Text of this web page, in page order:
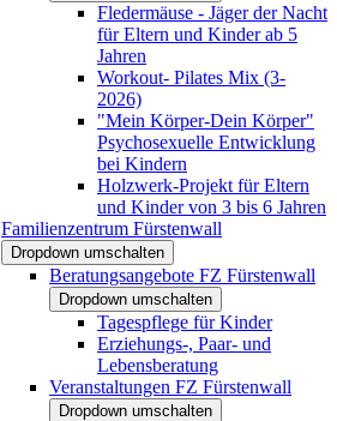
Fledermäuse - Jäger der Nacht
für Eltern und Kinder ab 5
Jahren
Workout- Pilates Mix (3-
2026)
"Mein Körper-Dein Körper"
Psychosexuelle Entwicklung
bei Kindern
Holzwerk-Projekt für Eltern
und Kinder von 3 bis 6 Jahren
Familienzentrum Fürstenwall
Dropdown umschalten
Beratungsangebote FZ Fürstenwall
Dropdown umschalten
Tagespflege für Kinder
Erziehungs-, Paar- und
Lebensberatung
Veranstaltungen FZ Fürstenwall
Dropdown umschalten